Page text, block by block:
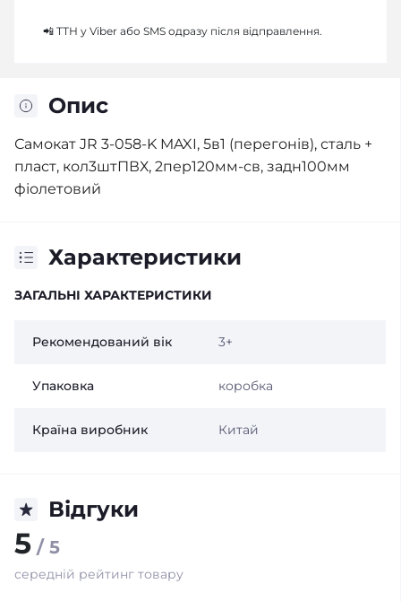
Опис
Самокат JR 3-058-K MAXI, 5в1 (перегонів), сталь +
пласт, кол3штПВХ, 2пер120мм-св, задн100мм
фіолетовий
Характеристики
ЗАГАЛЬНІ ХАРАКТЕРИСТИКИ
Рекомендований вік 3+
Упаковка коробка
Країна виробник Китай
Відгуки
5 / 5
середній рейтинг товару
📲 ТТН у Viber або SMS одразу після відправлення.